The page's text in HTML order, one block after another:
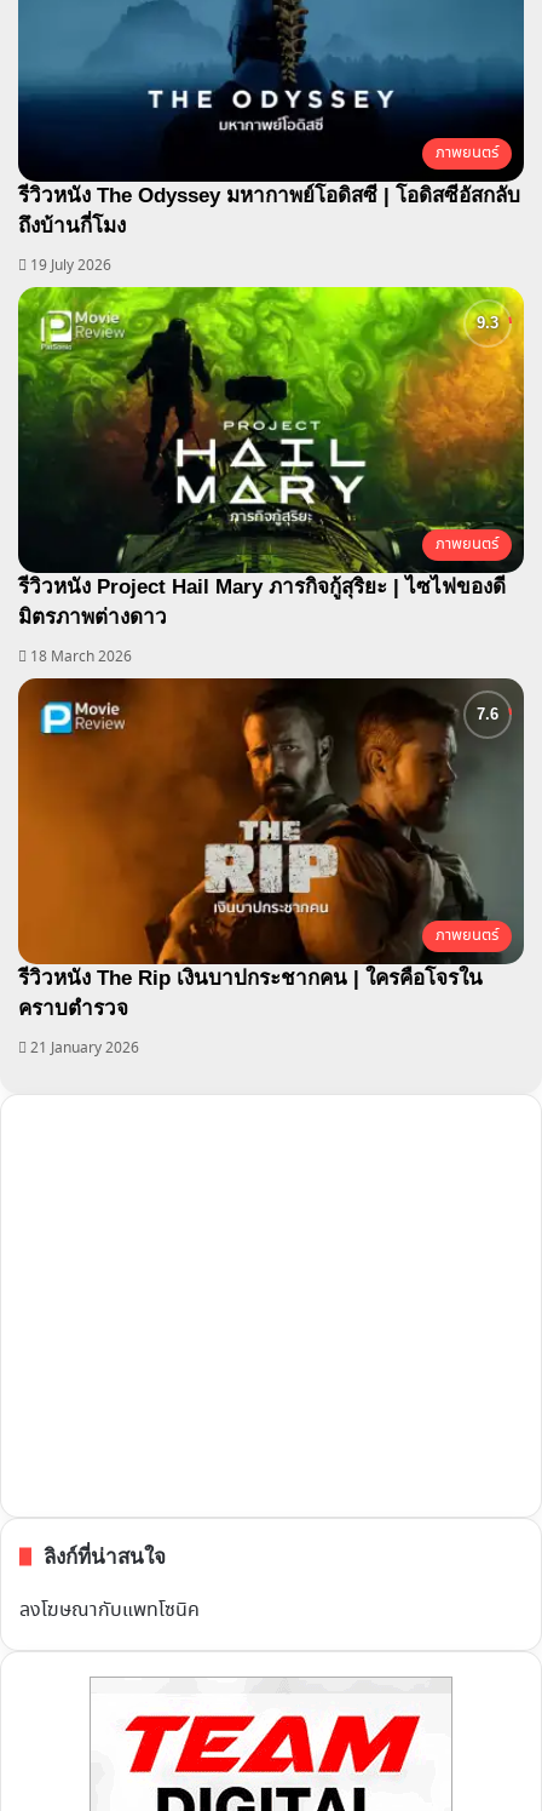
ภาพยนตร์
รีวิวหนัง The Odyssey มหากาพย์โอดิสซี | โอดิสซีอัสกลับ
ถึงบ้านกี่โมง
19 July 2026
ภาพยนตร์
รีวิวหนัง Project Hail Mary ภารกิจกู้สุริยะ | ไซไฟของดี
มิตรภาพต่างดาว
18 March 2026
ภาพยนตร์
รีวิวหนัง The Rip เงินบาปกระชากคน | ใครคือโจรใน
คราบตำรวจ
21 January 2026
ลิงก์ที่น่าสนใจ
ลงโฆษณากับแพทโซนิค